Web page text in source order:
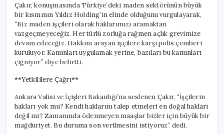
Çakır, konuşmasında Türkiye’deki maden sektörünün büyük
bir kısmının Yıldız Holding’in elinde olduğunu vurgulayarak,
“Biz maden işçileri olarak haklarımızı aramaktan
vazgeçmeyeceğiz. Her türlü zorluğa rağmen açlık grevimize
devam edeceğiz. Hakkını arayan işçilere karşı polis çemberi
kuruluyor. Kanunları uygulamak yerine, bazıları bu kanunları
çiğniyor” diye belirtti.
**Yetkililere Çağrı**
Ankara Valisi ve İçişleri Bakanlığı’na seslenen Çakır, “İşçilerin
hakları yok mu? Kendi haklarını talep etmeleri en doğal hakları
değil mi? Zamanında ödenmeyen maaşlar bizler için büyük bir
mağduriyet. Bu duruma son verilmesini istiyoruz” dedi.